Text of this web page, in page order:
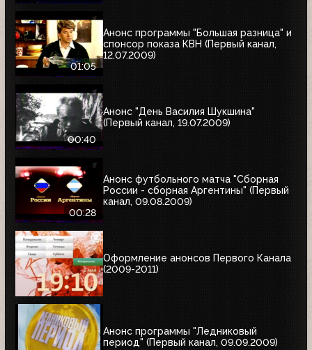
01:05
Анонс программы "Большая разница" и
спонсор показа КВН (Первый канал,
12.07.2009)
00:40
Анонс "День Василия Шукшина"
(Первый канал, 19.07.2009)
00:28
Анонс футбольного матча "Сборная
России - сборная Аргентины" (Первый
канал, 09.08.2009)
Оформление анонсов Первого Канала
(2009-2011)
Анонс программы "Ледниковый
период" (Первый канал, 09.09.2009)